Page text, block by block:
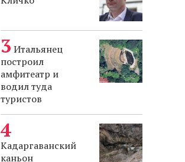
Итальянец
построил
амфитеатр и
водил туда
туристов
Кадаргаванский
каньон